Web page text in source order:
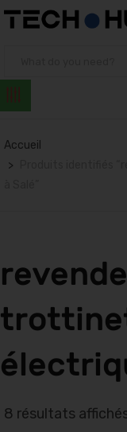
Accueil
8 résultats